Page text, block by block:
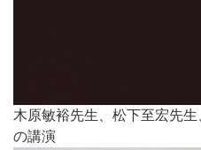
木原敏裕先生、松下至宏先
の講演